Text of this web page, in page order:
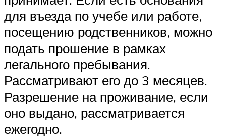
для въезда по учебе или работе,
посещению родственников, можно
подать прошение в рамках
легального пребывания.
Рассматривают его до 3 месяцев.
Разрешение на проживание, если
оно выдано, рассматривается
ежегодно.